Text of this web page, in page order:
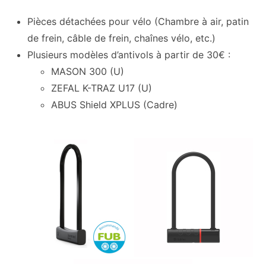
Pièces détachées pour vélo (Chambre à air, patin
de frein, câble de frein, chaînes vélo, etc.)
Plusieurs modèles d’antivols à partir de 30€ :
MASON 300 (U)
ZEFAL K-TRAZ U17 (U)
ABUS Shield XPLUS (Cadre)